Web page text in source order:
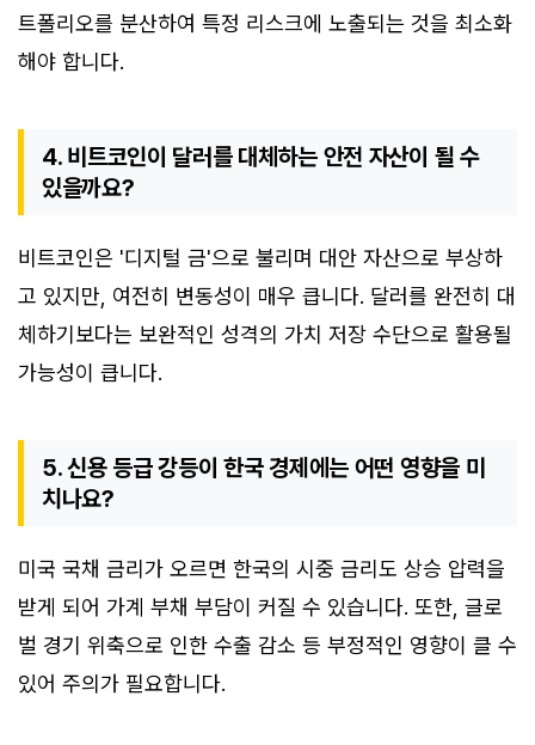
트폴리오를 분산하여 특정 리스크에 노출되는 것을 최소화
해야 합니다.
4. 비트코인이 달러를 대체하는 안전 자산이 될 수
있을까요?
비트코인은 '디지털 금'으로 불리며 대안 자산으로 부상하
고 있지만, 여전히 변동성이 매우 큽니다. 달러를 완전히 대
체하기보다는 보완적인 성격의 가치 저장 수단으로 활용될
가능성이 큽니다.
5. 신용 등급 강등이 한국 경제에는 어떤 영향을 미
치나요?
미국 국채 금리가 오르면 한국의 시중 금리도 상승 압력을
받게 되어 가계 부채 부담이 커질 수 있습니다. 또한, 글로
벌 경기 위축으로 인한 수출 감소 등 부정적인 영향이 클 수
있어 주의가 필요합니다.